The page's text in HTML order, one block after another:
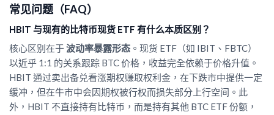
常见问题（FAQ）
HBIT 与现有的比特币现货 ETF 有什么本质区别？
核心区别在于波动率暴露形态 。现货 ETF（如 IBIT、FBTC）
以近乎 1:1 的关系跟踪 BTC 价格，收益完全依赖于价格升值。
HBIT 通过卖出备兑看涨期权赚取权利金，在下跌市中提供一定
缓冲，但在牛市中会因期权被行权而损失部分上行空间。此
外，HBIT 不直接持有比特币，而是持有其他 BTC ETF 份额，